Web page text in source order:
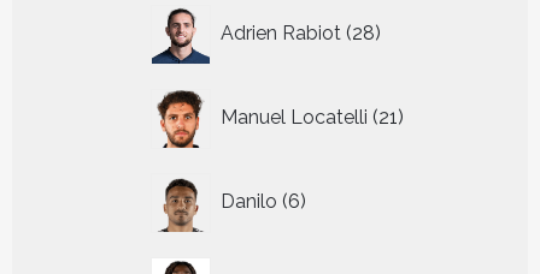
Adrien Rabiot 28
producten
Manuel Locatelli 21
producten
Danilo 6
producten